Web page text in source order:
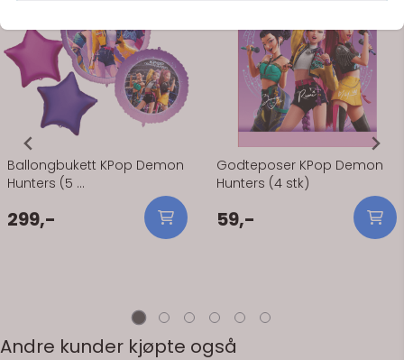
Ballongbukett KPop Demon
Hunters (5 ...
299,-
Godteposer KPop Demon
Hunters (4 stk)
59,-
Andre kunder kjøpte også
På lager